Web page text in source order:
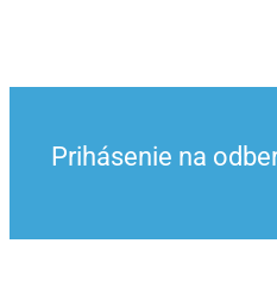
Prihásenie na